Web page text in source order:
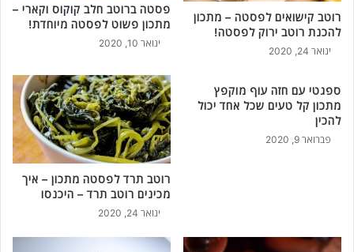
ו
י
ו
!
רוטב קישואים לפסטה – מתכון
להכנת רוטב ירוק לפסטה!
ינואר 24, 2020
פסטה ברוטב חלב קוקוס וקארי –
מתכון פשוט לפסטה מיוחדת!
ינואר 10, 2020
ספגטי עם חזה עוף מוקפץ
מתכון קל טעים שכל אחד יכול
להכין
פברואר 9, 2020
רוטב תרד לפסטה מתכון – איך
מכינים רוטב תרד – היכנסו
ינואר 24, 2020